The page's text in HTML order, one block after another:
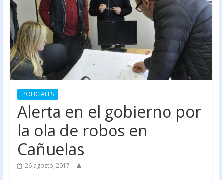
POLICIALES
Alerta en el gobierno por
la ola de robos en
Cañuelas
26 agosto, 2017